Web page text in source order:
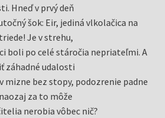
Hneď v prvý deň
šok: Eir, jediná vlkolačica na
Je v strehu,
boli po celé stáročia nepriateľmi. A
záhadné udalosti
mizne bez stopy, podozrenie padne
za to môže
nerobia vôbec nič?